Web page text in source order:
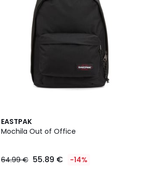
EASTPAK
Mochila Out of Office
64.99 € 55.89 € -14%
5
/
2
Colores